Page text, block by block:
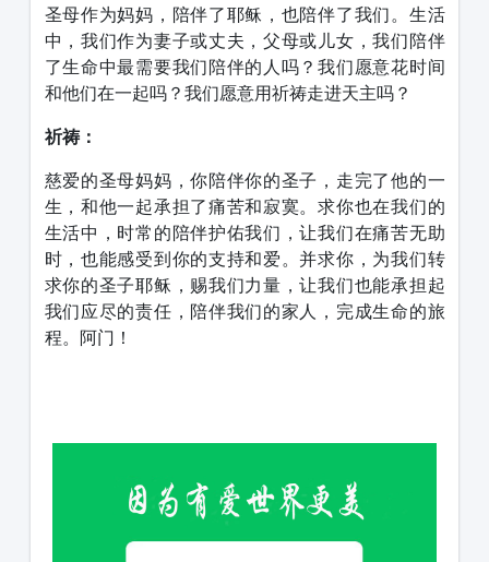
圣母作为妈妈，陪伴了耶稣，也陪伴了我们。生活
中，我们作为妻子或丈夫，父母或儿女，我们陪伴
了生命中最需要我们陪伴的人吗？我们愿意花时间
和他们在一起吗？我们愿意用祈祷走进天主吗？
祈祷：
慈爱的圣母妈妈，你陪伴你的圣子，走完了他的一
生，和他一起承担了痛苦和寂寞。求你也在我们的
生活中，时常的陪伴护佑我们，让我们在痛苦无助
时，也能感受到你的支持和爱。并求你，为我们转
求你的圣子耶稣，赐我们力量，让我们也能承担起
我们应尽的责任，陪伴我们的家人，完成生命的旅
程。阿门！